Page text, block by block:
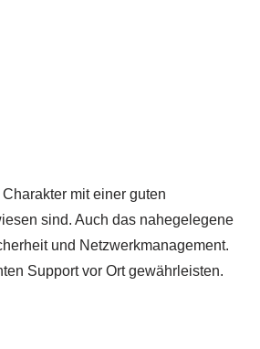
mit einer guten
sind. Auch das nahegelegene
und Netzwerkmanagement.
Support vor Ort gewährleisten.